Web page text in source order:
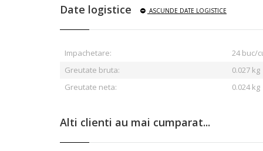
Date logistice ASCUNDE DATE LOGISTICE
Impachetare:
24 buc/
Greutate bruta:
0.027 kg
Greutate neta:
0.024 kg
Alti clienti au mai cumparat...